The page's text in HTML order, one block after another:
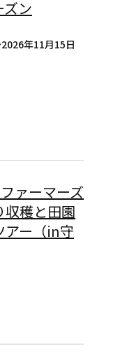
ン
年11月15日
ァーマーズ
収穫と田園
アー（in守